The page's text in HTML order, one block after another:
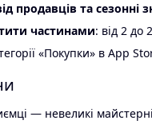
продавців та сезонні
частинами: від 2 до
«Покупки» в App
— невеликі